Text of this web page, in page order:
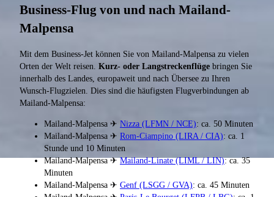
Business-Flug von und nach Mailand-
Malpensa
Mit dem Business-Jet können Sie von Mailand-Malpensa zu vielen
Orten der Welt reisen. Kurz- oder Langstreckenflüge bringen Sie
innerhalb des Landes, europaweit und nach Übersee zu Ihren
Wunsch-Flugzielen. Dies sind die häufigsten Flugverbindungen ab
Mailand-Malpensa:
Mailand-Malpensa ✈ Nizza (LFMN / NCE): ca. 50 Minuten
Mailand-Malpensa ✈ Rom-Ciampino (LIRA / CIA): ca. 1
Stunde und 10 Minuten
Mailand-Malpensa ✈Mailand-Linate (LIML / LIN): ca. 35
Minuten
Mailand-Malpensa ✈ Genf (LSGG / GVA): ca. 45 Minuten